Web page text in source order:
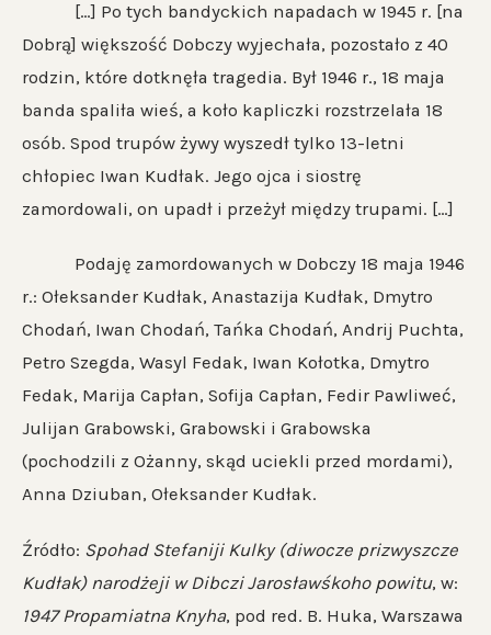
[…] Po tych bandyckich napadach w 1945 r. [na
Dobrą] większość Dobczy wyjechała, pozostało z 40
rodzin, które dotknęła tragedia. Był 1946 r., 18 maja
banda spaliła wieś, a koło kapliczki rozstrzelała 18
osób. Spod trupów żywy wyszedł tylko 13-letni
chłopiec Iwan Kudłak. Jego ojca i siostrę
zamordowali, on upadł i przeżył między trupami. […]
Podaję zamordowanych w Dobczy 18 maja 1946
r.: Ołeksander Kudłak, Anastazija Kudłak, Dmytro
Chodań, Iwan Chodań, Tańka Chodań, Andrij Puchta,
Petro Szegda, Wasyl Fedak, Iwan Kołotka, Dmytro
Fedak, Marija Capłan, Sofija Capłan, Fedir Pawliweć,
Julijan Grabowski, Grabowski i Grabowska
(pochodzili z Ożanny, skąd uciekli przed mordami),
Anna Dziuban, Ołeksander Kudłak.
Źródło: Spohad Stefaniji Kulky (diwocze prizwyszcze
Kudłak) narodżeji w Dibczi Jarosławśkoho powitu, w:
1947 Propamiatna Knyha, pod red. B. Huka, Warszawa